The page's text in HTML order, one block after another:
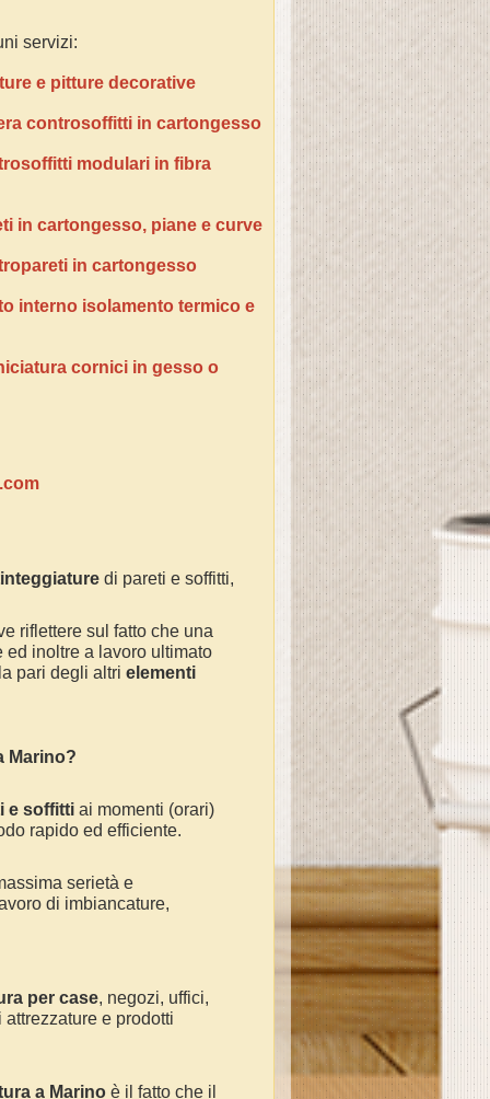
servizi:
e pitture decorative
controsoffitti in cartongesso
modulari in fibra
in cartongesso, piane e curve
in cartongesso
interno isolamento termico e
cornici in gesso o
di pareti e soffitti,
riflettere sul fatto che una
inoltre a lavoro ultimato
pari degli altri elementi
Marino?
e soffitti ai momenti (orari)
rapido ed efficiente.
serietà e
di imbiancature,
per case, negozi, uffici,
e prodotti
a Marino è il fatto che il